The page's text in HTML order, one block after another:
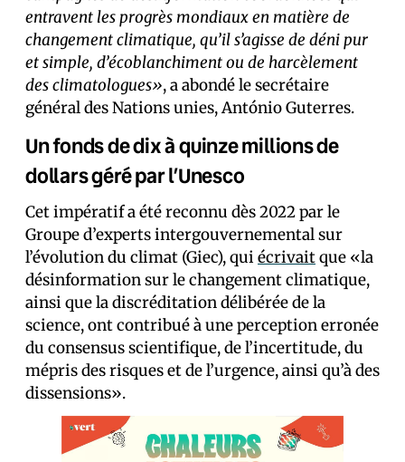
entravent les progrès mondiaux en matière de
changement climatique, qu’il s’agisse de déni pur
et simple, d’écoblanchiment ou de harcèlement
des climatologues», a abondé le secrétaire
général des Nations unies, António Guterres.
Un fonds de dix à quinze millions de
dollars géré par l’Unesco
Cet impératif a été reconnu dès 2022 par le
Groupe d’experts intergouvernemental sur
l’évolution du climat (Giec), qui écrivaitque «la
désinformation sur le changement climatique,
ainsi que la discréditation délibérée de la
science, ont contribué à une perception erronée
du consensus scientifique, de l’incertitude, du
mépris des risques et de l’urgence, ainsi qu’à des
dissensions».